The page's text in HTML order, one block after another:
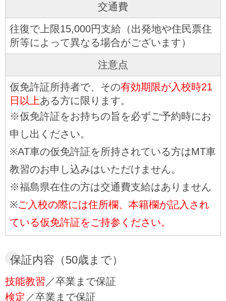
交通費
往復で上限15,000円支給（出発地や住民票住
所等によって異なる場合がございます）
注意点
仮免許証所持者で、その有効期限が入校時21
日以上ある方に限ります。
※仮免許証をお持ちの旨を必ずご予約時にお
申し出ください。
※AT車の仮免許証を所持されている方はMT車
教習のお申し込みはいただけません。
※福島県在住の方は交通費支給はありません
※ご入校の際には住所欄、本籍欄が記入され
ている仮免許証をご持参ください。
保証内容（50歳まで）
技能教習 ／卒業まで保証
検定 ／卒業まで保証